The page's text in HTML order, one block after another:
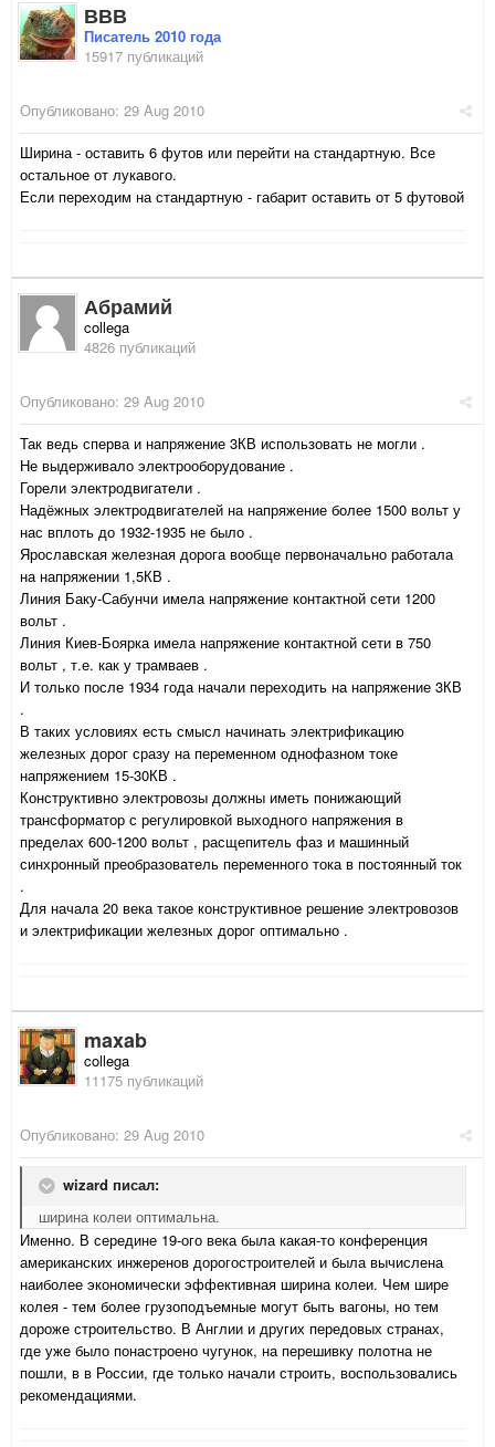
ВВВ
Писатель 2010 года
15917 публикаций
Опубликовано: 29 Aug 2010
Ширина - оставить 6 футов или перейти на стандартную. Все
остальное от лукавого.
Если переходим на стандартную - габарит оставить от 5 футовой
Абрамий
collega
4826 публикаций
Опубликовано: 29 Aug 2010
Так ведь сперва и напряжение 3КВ использовать не могли .
Не выдерживало электрооборудование .
Горели электродвигатели .
Надёжных электродвигателей на напряжение более 1500 вольт у
нас вплоть до 1932-1935 не было .
Ярославская железная дорога вообще первоначально работала
на напряжении 1,5КВ .
Линия Баку-Сабунчи имела напряжение контактной сети 1200
вольт .
Линия Киев-Боярка имела напряжение контактной сети в 750
вольт , т.е. как у трамваев .
И только после 1934 года начали переходить на напряжение 3КВ
.
В таких условиях есть смысл начинать электрификацию
железных дорог сразу на переменном однофазном токе
напряжением 15-30КВ .
Конструктивно электровозы должны иметь понижающий
трансформатор с регулировкой выходного напряжения в
пределах 600-1200 вольт , расщепитель фаз и машинный
синхронный преобразователь переменного тока в постоянный ток
.
Для начала 20 века такое конструктивное решение электровозов
и электрификации железных дорог оптимально .
maxab
collega
11175 публикаций
Опубликовано: 29 Aug 2010
wizard писал:
ширина колеи оптимальна.
Именно. В середине 19-ого века была какая-то конференция
американских инжеренов дорогостроителей и была вычислена
наиболее экономически эффективная ширина колеи. Чем шире
колея - тем более грузоподъемные могут быть вагоны, но тем
дороже строительство. В Англии и других передовых странах,
где уже было понастроено чугунок, на перешивку полотна не
пошли, в в России, где только начали строить, воспользовались
рекомендациями.